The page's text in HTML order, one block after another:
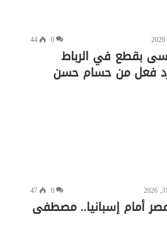
0
44
بقطع في الرباط
فعل من حسام حسن
0
47
أمام إسبانيا.. مصطفى